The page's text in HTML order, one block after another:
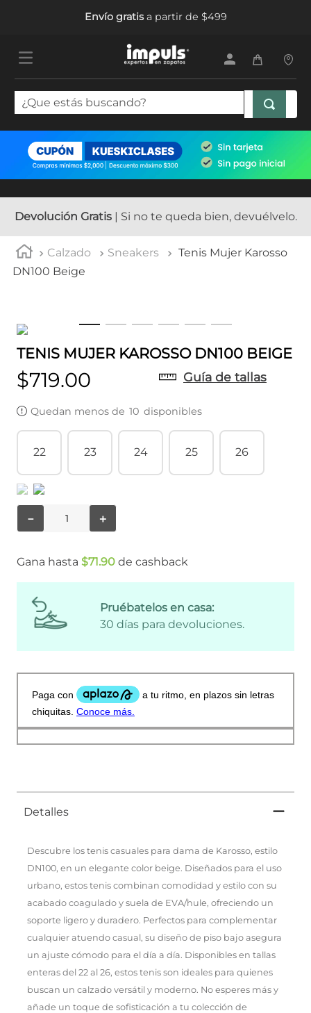
Envío gratisa partir de $499
¿Que estás buscando?
Devolución Gratis| Si no te queda bien, devuélvelo.
Calzado Sneakers
Tenis Mujer Karosso
DN100 Beige
TENIS MUJER KAROSSO DN100 BEIGE
$719.00 Guía de tallas
Quedan menos de 10 disponibles
22 23 24 25 26
＋
－
Gana hasta $71.90 de cashback
Pruébatelos en casa:
30 días para devoluciones.
Detalles
Descubre los tenis casuales para dama de Karosso, estilo
DN100, en un elegante color beige. Diseñados para el uso
urbano, estos tenis combinan comodidad y estilo con su
acabado coagulado y suela de EVA/hule, ofreciendo un
soporte ligero y duradero. Perfectos para complementar
cualquier atuendo casual, su diseño de piso bajo asegura
un ajuste cómodo para el día a día. Disponibles en tallas
enteras del 22 al 26, estos tenis son ideales para quienes
buscan un calzado versátil y moderno. No esperes más y
añade un toque de sofisticación a tu colección de
TÉRMINOS MÁS BUSCADOS
.
tenis mujer
tenis hombre
5. tenis